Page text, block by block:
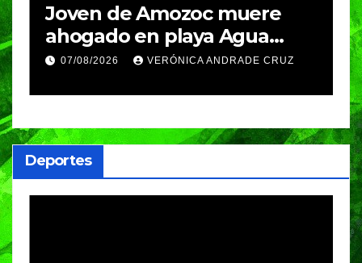
Joven de Amozoc muere
ahogado en playa Agua
Azul, en Cazones, Veracruz
07/08/2026 VERÓNICA ANDRADE CRUZ
Deportes